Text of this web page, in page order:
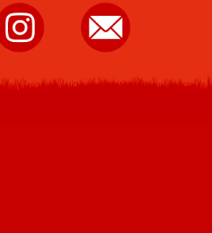
Timrå
kommun
på
Instagram.
Skicka
e-
post
till
kommun.